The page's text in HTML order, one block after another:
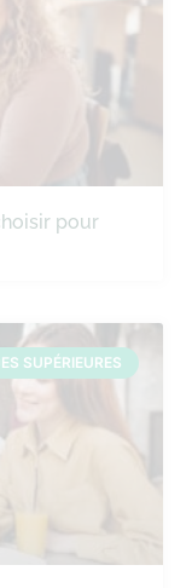
pour
SUPÉRIEURES